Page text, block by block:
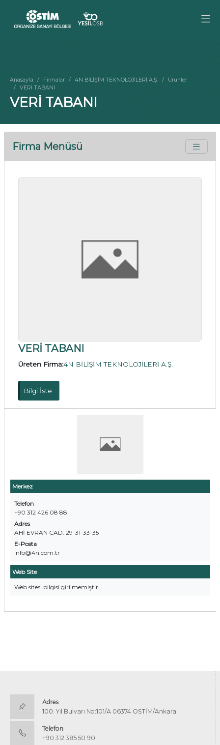
Anasayfa Firmalar 4N BİLİŞİM TEKNOLOJİLERİ A.Ş.
Ürünler
VERİ TABANI
VERİ TABANI
Firma Menüsü
Merkez
Telefon
+90 312 426 08 88
Adres
AHİ EVRAN CAD. 29-31-33-35
E-Posta
info@4n.com.tr
Web Site
Web sitesi bilgisi girilmemiştir.
VERİ TABANI
Üreten Firma:4N BİLİŞİM TEKNOLOJİLERİ A.Ş.
Bilgi İste
Adres
100. Yıl Bulvarı No:101/A 06374 OSTİM/Ankara
Telefon
+90 312 385 50 90